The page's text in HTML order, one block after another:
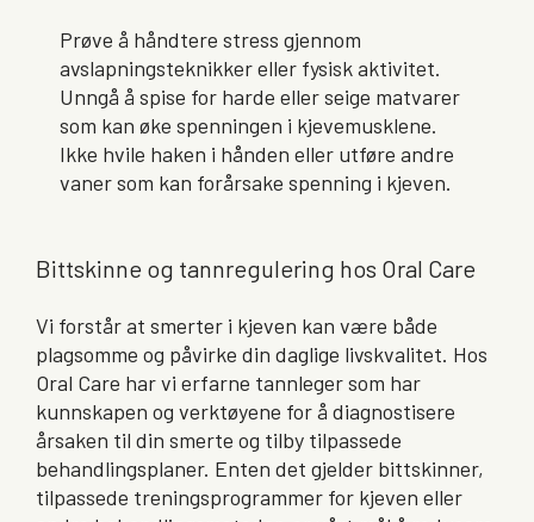
Prøve å håndtere stress gjennom
avslapningsteknikker eller fysisk aktivitet.
Unngå å spise for harde eller seige matvarer
som kan øke spenningen i kjevemusklene.
Ikke hvile haken i hånden eller utføre andre
vaner som kan forårsake spenning i kjeven.
Bittskinne og tannregulering hos Oral Care
Vi forstår at smerter i kjeven kan være både
plagsomme og påvirke din daglige livskvalitet. Hos
Oral Care har vi erfarne tannleger som har
kunnskapen og verktøyene for å diagnostisere
årsaken til din smerte og tilby tilpassede
behandlingsplaner. Enten det gjelder bittskinner,
tilpassede treningsprogrammer for kjeven eller